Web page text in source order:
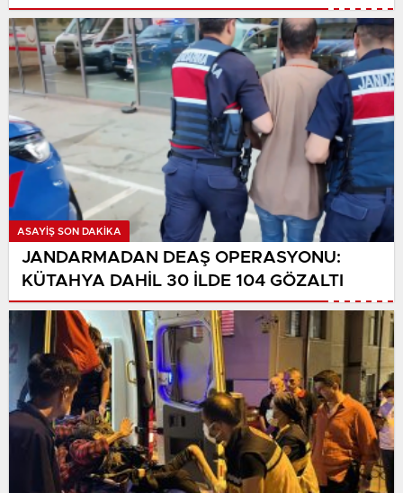
ASAYIŞ SON DAKİKA
JANDARMADAN DEAŞ OPERASYONU:
KÜTAHYA DAHİL 30 İLDE 104 GÖZALTI